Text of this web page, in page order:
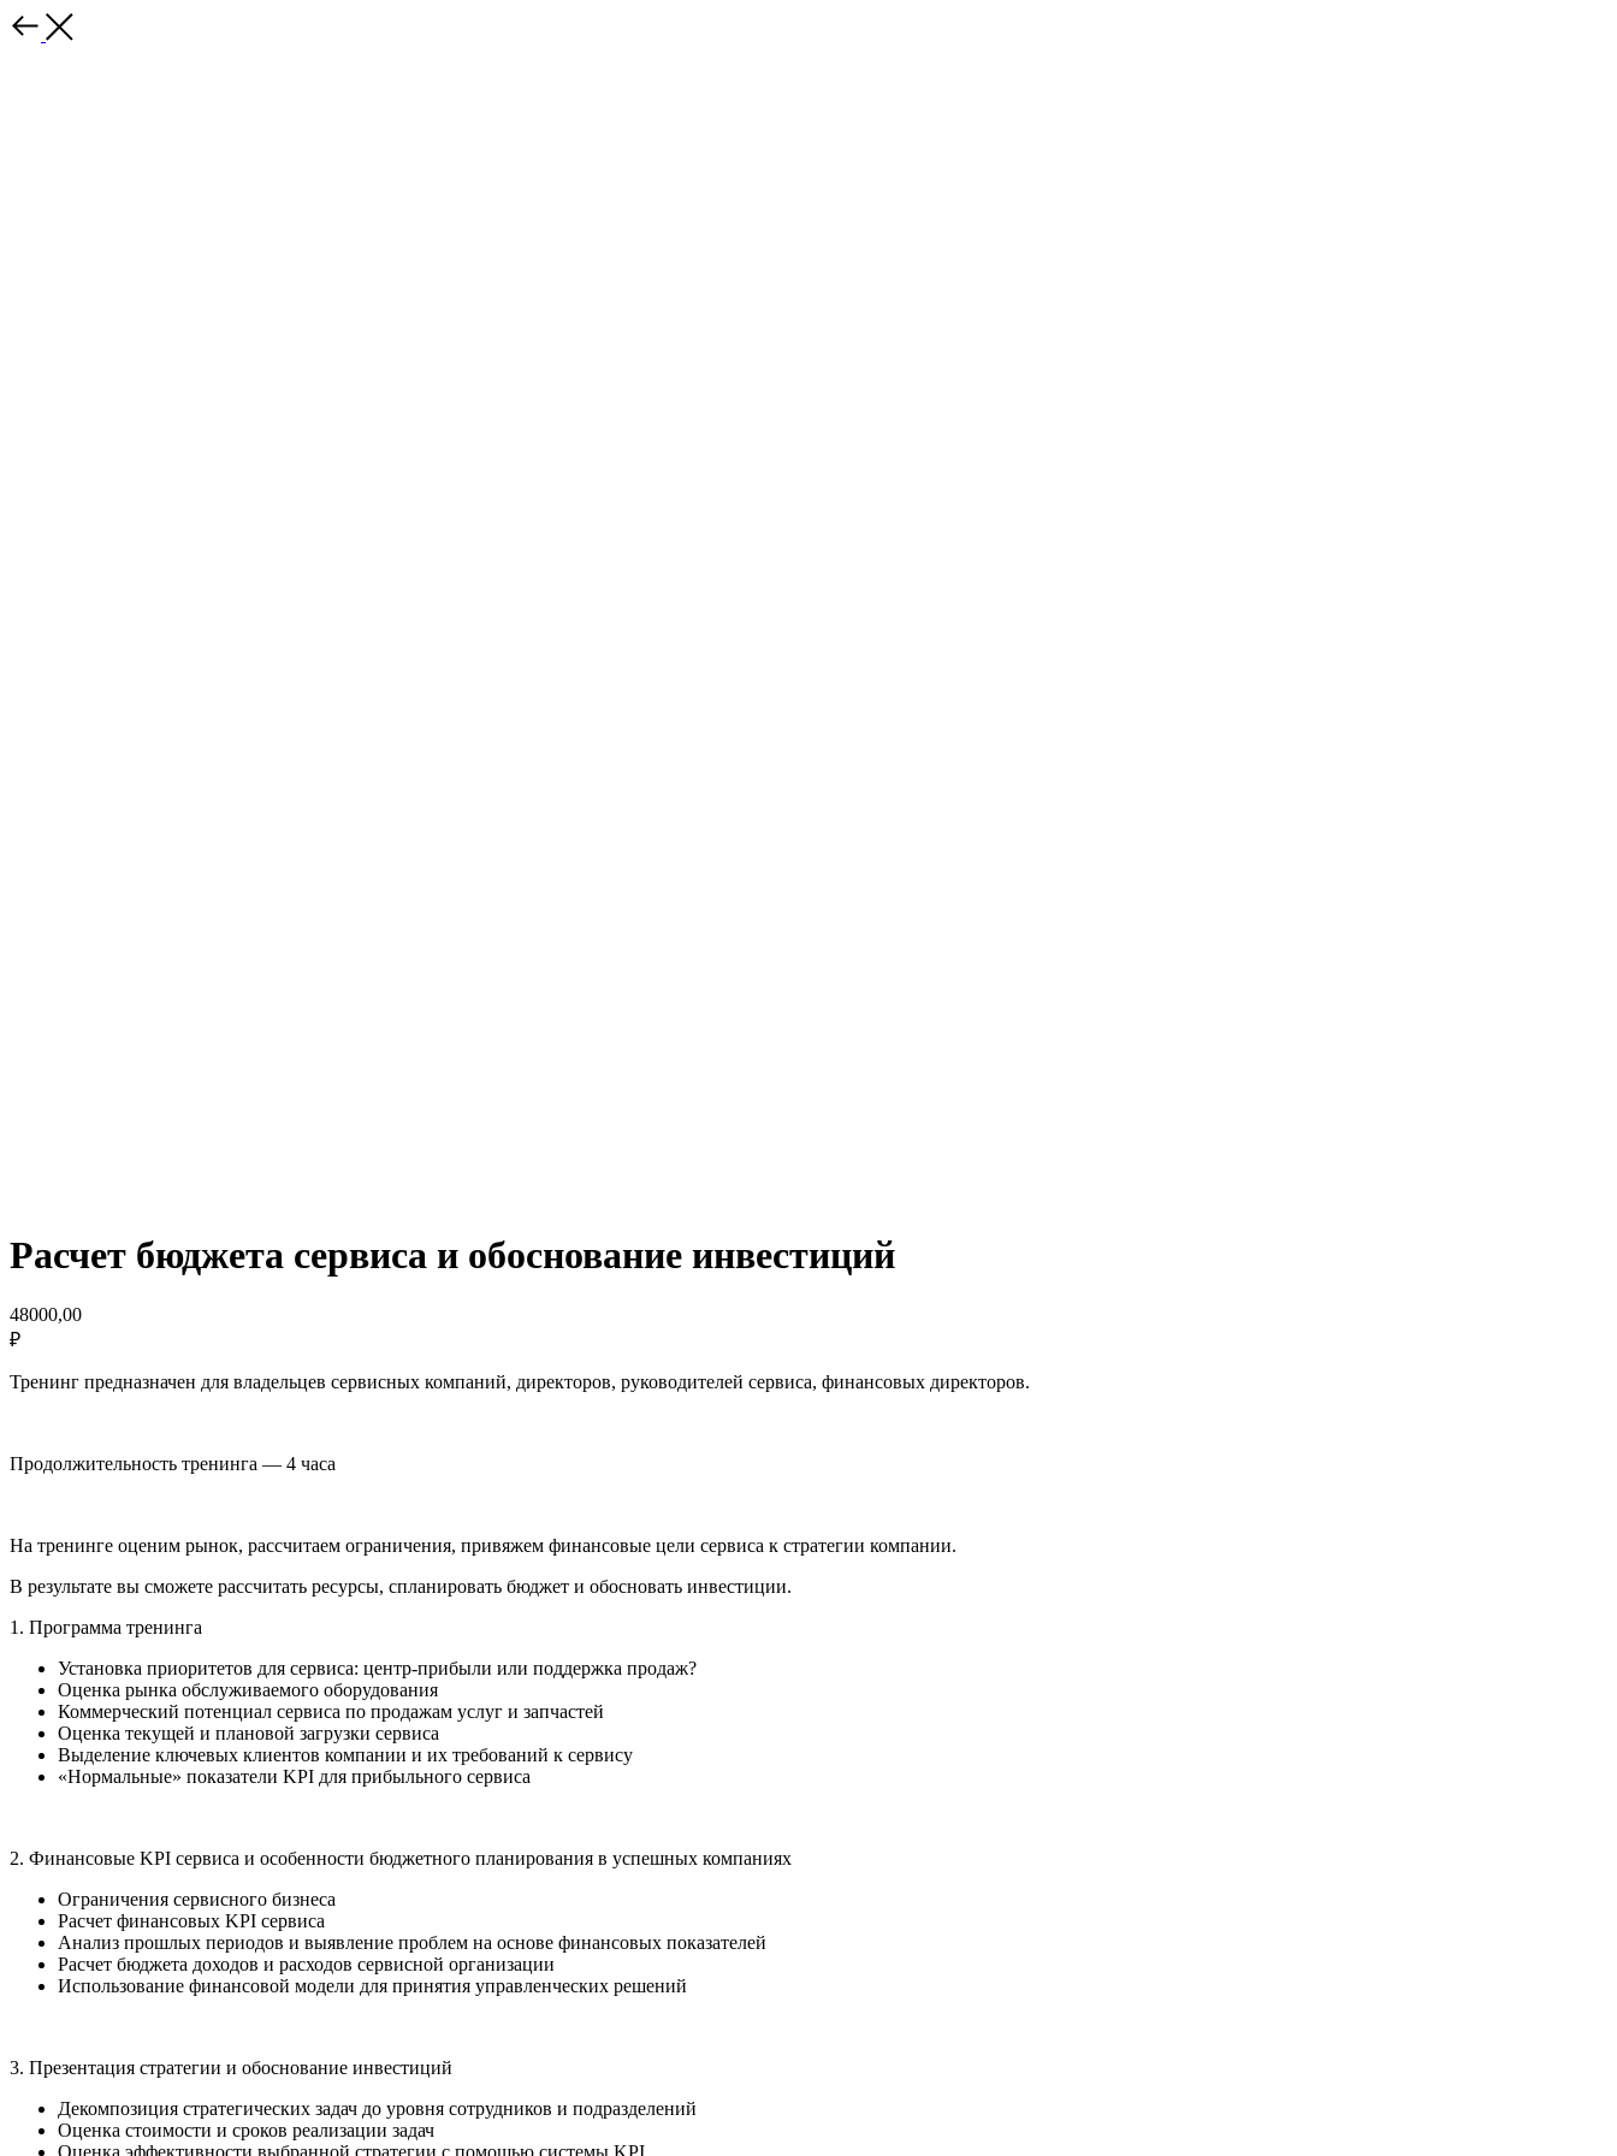
Расчет бюджета сервиса и обоснование инвестиций
48000,00
₽
Тренинг предназначен для владельцев сервисных компаний, директоров, руководителей сервиса, финансовых директоров.
Продолжительность тренинга — 4 часа
На тренинге оценим рынок, рассчитаем ограничения, привяжем финансовые цели сервиса к стратегии компании.
В результате вы сможете рассчитать ресурсы, спланировать бюджет и обосновать инвестиции.
1. Программа тренинга
Установка приоритетов для сервиса: центр-прибыли или поддержка продаж?
Оценка рынка обслуживаемого оборудования
Коммерческий потенциал сервиса по продажам услуг и запчастей
Оценка текущей и плановой загрузки сервиса
Выделение ключевых клиентов компании и их требований к сервису
«Нормальные» показатели KPI для прибыльного сервиса
2. Финансовые KPI сервиса и особенности бюджетного планирования в успешных компаниях
Ограничения сервисного бизнеса
Расчет финансовых KPI сервиса
Анализ прошлых периодов и выявление проблем на основе финансовых показателей
Расчет бюджета доходов и расходов сервисной организации
Использование финансовой модели для принятия управленческих решений
3. Презентация стратегии и обоснование инвестиций
Декомпозиция стратегических задач до уровня сотрудников и подразделений
Оценка стоимости и сроков реализации задач
Оценка эффективности выбранной стратегии с помощью системы KPI